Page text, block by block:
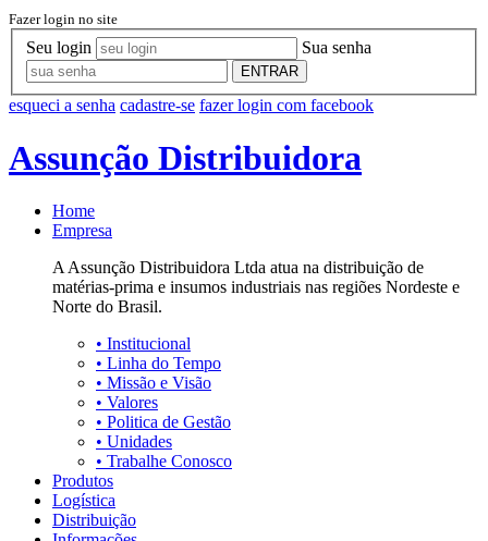
Fazer login no site
Seu login Sua senha
ENTRAR
esqueci a senha cadastre-se fazer login com facebook
Assunção Distribuidora
Home
Empresa
A Assunção Distribuidora Ltda atua na distribuição de
matérias-prima e insumos industriais nas regiões Nordeste e
Norte do Brasil.
• Institucional
• Linha do Tempo
• Missão e Visão
• Valores
• Politica de Gestão
• Unidades
• Trabalhe Conosco
Produtos
Logística
Distribuição